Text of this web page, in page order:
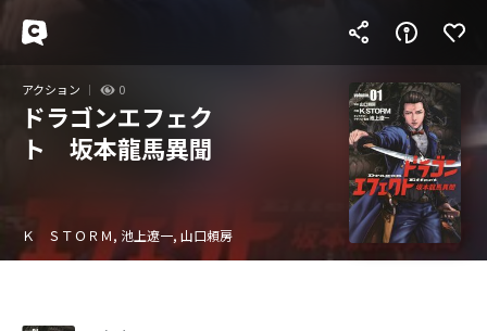
アクション 0
ドラゴンエフェク
ト 坂本龍馬異聞
Ｋ ＳＴＯＲＭ, 池上遼一, 山口頼房